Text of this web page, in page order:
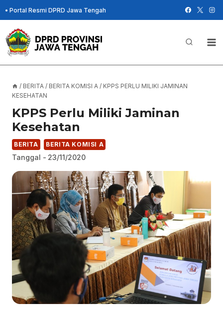
Skip
to
content
• Portal Resmi DPRD Jawa Tengah
/ BERITA / BERITA KOMISI A / KPPS PERLU MILIKI JAMINAN
KESEHATAN
KPPS Perlu Miliki Jaminan
Kesehatan
BERITA BERITA KOMISI A
Tanggal - 23/11/2020